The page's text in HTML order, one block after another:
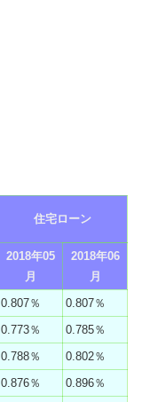
住宅ローン
2018年05
月
2018年06
月
0.807％ 0.807％
0.773％
0.785％
0.788％
0.802％
0.876％
0.896％